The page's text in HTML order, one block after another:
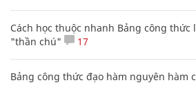
Cách học thuộc nhanh Bảng công
"thần chú"
17
Bảng công thức đạo hàm nguyên hàm